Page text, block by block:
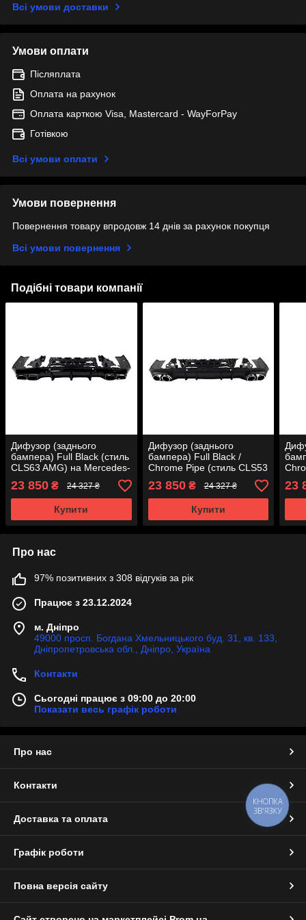
Всі умови доставки
Умови оплати
Післяплата
Оплата на рахунок
Оплата карткою Visa, Mastercard - WayForPay
Готівкою
Всі умови оплати
Умови повернення
Повернення товару впродовж 14 днів за рахунок покупця
Всі умови повернення
Подібні товари компанії
Дифузор (заднього
бампера) Full Black (стиль
CLS63 AMG) на Mercedes-
Benz CLS-Class C257
2018-2022 року
23 850 ₴ 24 327 ₴
Купити
Дифузор (заднього
бампера) Full Black /
Chrome Pipe (стиль CLS53
AMG) на Mercedes-Benz
CLS-Class C257 2018-
2022 року
23 850₴ 24 327 ₴
Купити
23
Про нас
97% позитивних з 308 відгуків за рік
Працює з 23.12.2024
м. Дніпро
49000 просп. Богдана Хмельницького буд. 31, кв. 133,
Дніпропетровська обл., Дніпро, Україна
Контакти
Сьогодні працює з 09:00 до 20:00
Показати весь графік роботи
Про нас
Контакти
Доставка та оплата
Графік роботи
Повна версія сайту
КНОПКА
ЗВ'ЯЗКУ